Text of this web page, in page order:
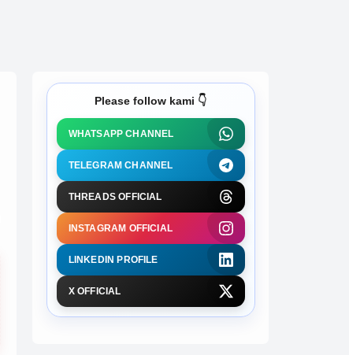
Please follow kami 👇
WHATSAPP CHANNEL
TELEGRAM CHANNEL
THREADS OFFICIAL
INSTAGRAM OFFICIAL
LINKEDIN PROFILE
X OFFICIAL